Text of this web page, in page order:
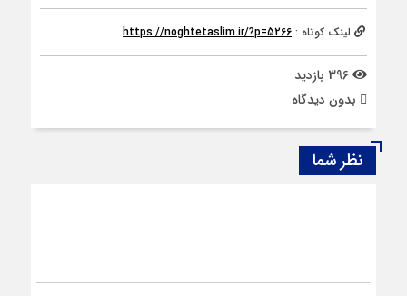
لینک کوتاه : https://noghtetaslim.ir/?p=5266
بدون دیدگاه
نظر شما